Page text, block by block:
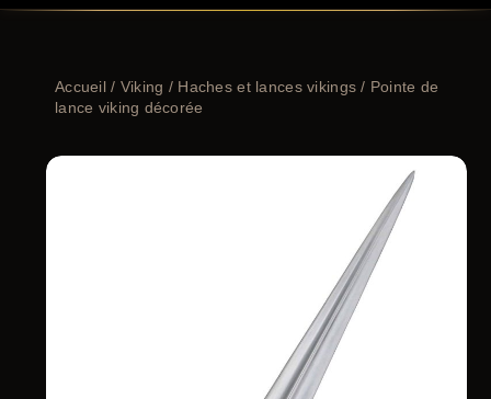
Accueil/ Viking / Haches et lances vikings / Pointe de
lance viking décorée